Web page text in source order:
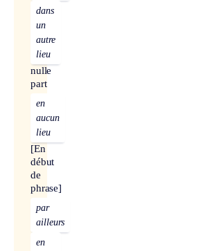
dans
un
autre
lieu
nulle
part
en
aucun
lieu
[En
début
de
phrase]
par
ailleurs
en